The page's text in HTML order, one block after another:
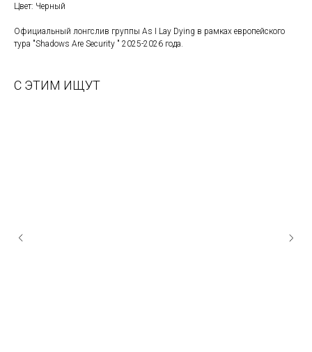
Цвет: Черный
Официальный лонгслив группы As I Lay Dying в рамках европейского
тура "Shadows Are Security " 2025-2026 года.
С ЭТИМ ИЩУТ